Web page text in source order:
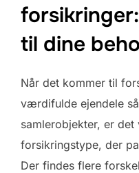
til dine
Når det kommer til
værdifulde ejendele
samlerobjekter, er
forsikringstype, der
Der findes flere